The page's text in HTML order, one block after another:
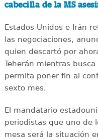
cabecilla de la MS
Estados Unidos e Irán
las negociaciones,
quien descartó por
Teherán mientras
permita poner fin al
sexto mes.
El mandatario
periodistas que uno de
mesa será la situación